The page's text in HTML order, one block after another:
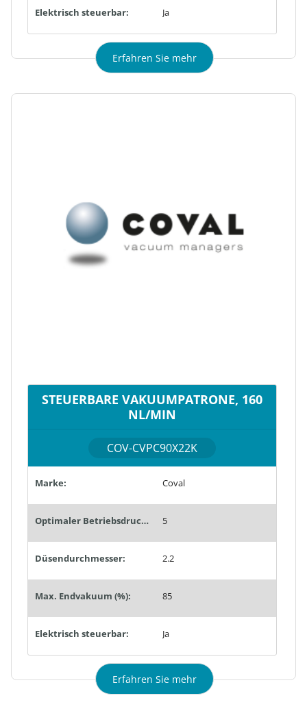
Elektrisch steuerbar: Ja
Erfahren Sie mehr
STEUERBARE VAKUUMPATRONE, 160
NL/MIN
COV-CVPC90X22K
Marke: Coval
Optimaler Betriebsdruck (bar): 5
Düsendurchmesser: 2.2
Max. Endvakuum (%): 85
Elektrisch steuerbar: Ja
Erfahren Sie mehr